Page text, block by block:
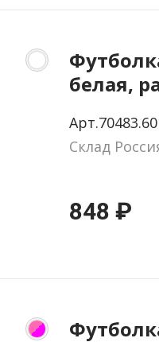
белая,
Склад
848 ₽